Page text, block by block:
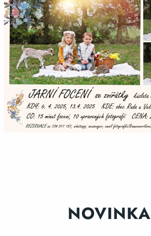
NOVINKA